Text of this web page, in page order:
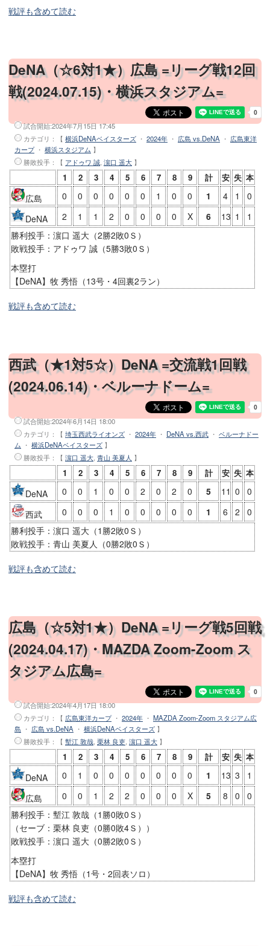
戦評も含めて読む
DeNA（☆6対1★）広島 =リーグ戦12回
戦(2024.07.15)・横浜スタジアム=
試合開始:2024年7月15日 17:45
カテゴリ：【 横浜DeNAベイスターズ ・ 2024年 ・ 広島 vs.DeNA ・ 広島東洋
カープ・ 横浜スタジアム 】
勝敗投手 ：【 アドゥワ 誠, 濵口 遥大 】
1 2 3 4 5 6 7 8 9 計 安 失 本
広島 0 0 0 0 0 0 1 0 0 1 4 1
0
DeNA
2 1 1 2 0 0 0 0 X 6 13 1
1
勝利投手：濵口 遥大（2勝2敗0Ｓ）
敗戦投手：アドゥワ 誠（5勝3敗0Ｓ）
本塁打
【DeNA】牧 秀悟（13号・4回裏2ラン）
戦評も含めて読む
西武（★1対5☆）DeNA =交流戦1回戦
(2024.06.14)・ベルーナドーム=
試合開始:2024年6月14日 18:00
カテゴリ：【 埼玉西武ライオンズ ・ 2024年 ・ DeNA vs.西武 ・ ベルーナドー
ム ・ 横浜DeNAベイスターズ 】
勝敗投手 ：【 濵口 遥大 青山 美夏人 】
1 2 3 4 5 6 7 8 9 計 安 失 本
DeNA 0 0 1 0 0 2 0 2 0 5 11 0
0
西武
0 0 0 1 0 0 0 0 0 1 6 2
0
勝利投手：濵口 遥大（1勝2敗0Ｓ）
敗戦投手：青山 美夏人（0勝2敗0Ｓ）
戦評も含めて読む
広島（☆5対1★）DeNA =リーグ戦5回戦
(2024.04.17)・MAZDA Zoom-Zoom ス
タジアム広島=
試合開始:2024年4月17日 18:00
カテゴリ：【 広島東洋カープ・ 2024年 ・ MAZDA Zoom-Zoom スタジアム広
島 ・ 広島 vs.DeNA ・ 横浜DeNAベイスターズ 】
勝敗投手 ：【 塹江 敦哉 栗林 良吏 濵口 遥大 】
1 2 3 4 5 6 7 8 9 計 安 失 本
DeNA 0 1 0 0 0 0 0 0 0 1 13 3
1
広島
0 0 1 2 2 0 0 0 X 5 8 0
0
勝利投手：塹江 敦哉（1勝0敗0Ｓ）
（セーブ：栗林 良吏（0勝0敗4Ｓ））
敗戦投手：濵口 遥大（0勝2敗0Ｓ）
本塁打
【DeNA】牧 秀悟（1号・2回表ソロ）
戦評も含めて読む